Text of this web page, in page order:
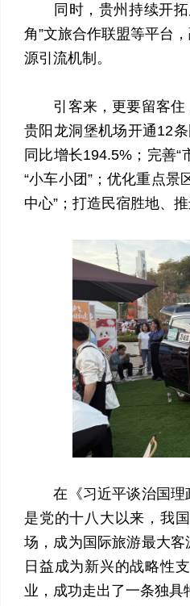
同时，贵州持续开拓
角”文旅合作联盟等平台
源引流机制。
引客来，更要留客住
贵阳龙洞堡机场开通12
同比增长194.5%；完善“
“小车小团”；优化重点景
中心”；打造民宿胜地、
在《习近平谈治国理
是党的十八大以来，我
场，成为国际旅游最大
日益成为新兴的战略性
业，成功走出了一条独具